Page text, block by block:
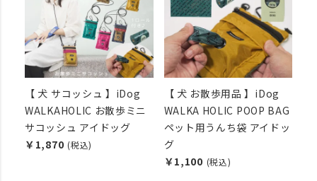
【 犬 サコッシュ 】iDog
WALKAHOLIC お散歩ミニ
サコッシュ アイドッグ
￥1,870 (税込)
【 犬 お散歩用品 】iDog
WALKA HOLIC POOP BAG
ペット用うんち袋 アイドッ
グ
￥1,100 (税込)